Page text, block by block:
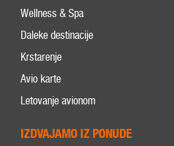
Wellness & Spa
Daleke destinacije
Krstarenje
Avio karte
Letovanje avionom
IZDVAJAMO IZ PONUDE